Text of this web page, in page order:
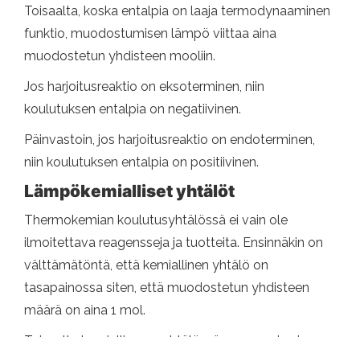
Toisaalta, koska entalpia on laaja termodynaaminen
funktio, muodostumisen lämpö viittaa aina
muodostetun yhdisteen mooliin.
Jos harjoitusreaktio on eksoterminen, niin
koulutuksen entalpia on negatiivinen.
Päinvastoin, jos harjoitusreaktio on endoterminen,
niin koulutuksen entalpia on positiivinen.
Lämpökemialliset yhtälöt
Thermokemian koulutusyhtälössä ei vain ole
ilmoitettava reagensseja ja tuotteita. Ensinnäkin on
välttämätöntä, että kemiallinen yhtälö on
tasapainossa siten, että muodostetun yhdisteen
määrä on aina 1 mol.